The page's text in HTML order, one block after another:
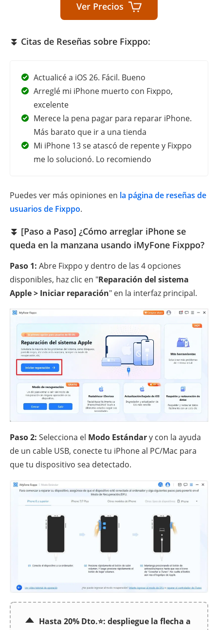
Ver Precios
⏬ Citas de Reseñas sobre Fixppo:
Actualicé a iOS 26. Fácil. Bueno
Arreglé mi iPhone muerto con Fixppo,
excelente
Merece la pena pagar para reparar iPhone.
Más barato que ir a una tienda
Mi iPhone 13 se atascó de repente y Fixppo
me lo solucionó. Lo recomiendo
Puedes ver más opiniones en la página de reseñas de
usuarios de Fixppo.
⏬ [Paso a Paso] ¿Cómo arreglar iPhone se
queda en la manzana usando iMyFone Fixppo?
Paso 1: Abre Fixppo y dentro de las 4 opciones
disponibles, haz clic en "Reparación del sistema
Apple > Iniciar reparación" en la interfaz principal.
Paso 2: Selecciona el Modo Estándary con la ayuda
de un cable USB, conecte tu iPhone al PC/Mac para
que tu dispositivo sea detectado.
Hasta 20% Dto.⭐: despliegue la flecha a